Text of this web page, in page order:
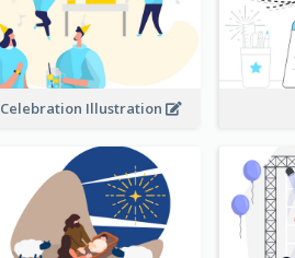
Celebration Illustration